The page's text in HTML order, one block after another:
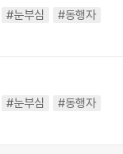
#눈부심 #동행자
#눈부심 #동행자